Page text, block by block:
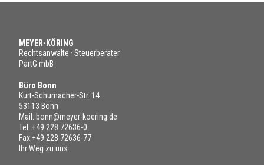
MEYER-KÖRING
Rechtsanwälte · Steuerberater
PartG mbB
Büro Bonn
Kurt-Schumacher-Str. 14
53113 Bonn
Mail: bonn@meyer-koering.de
Tel. +49 228 72636-0
Fax +49 228 72636-77
Ihr Weg zu uns